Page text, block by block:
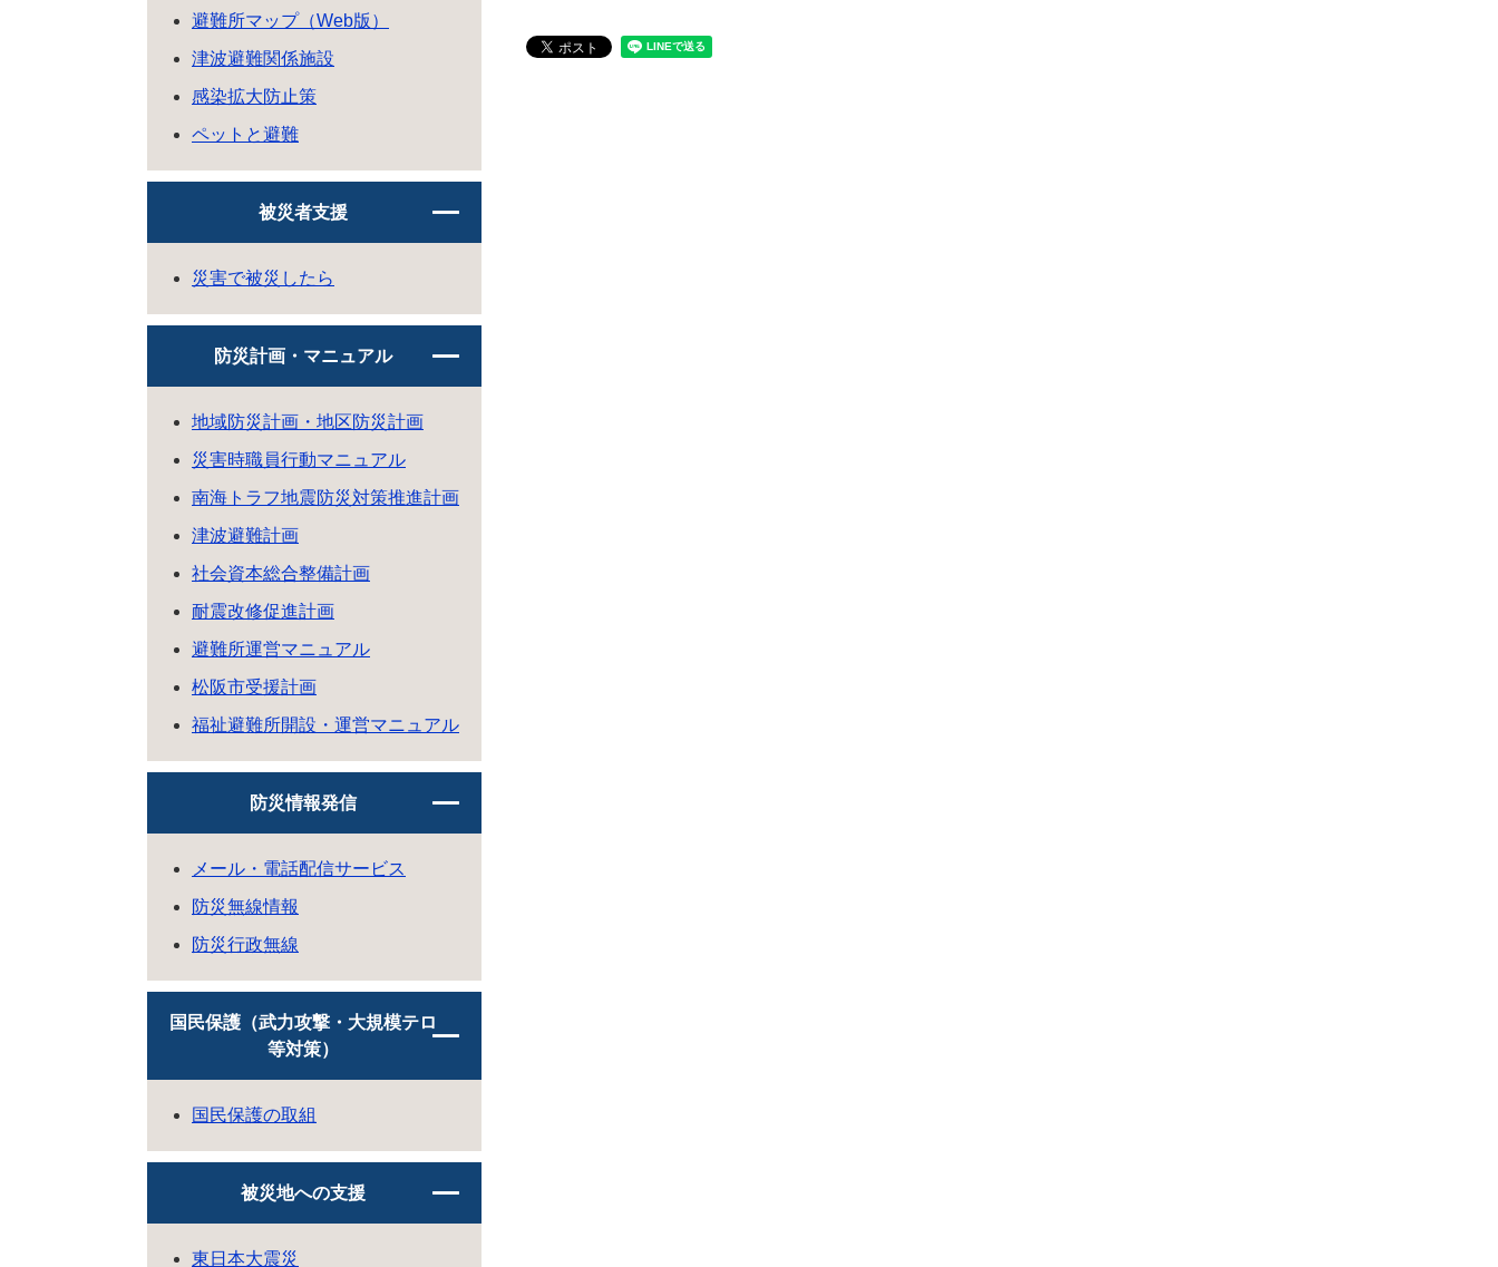
避難所マップ（Web版）
津波避難関係施設
感染拡大防止策
ペットと避難
被災者支援
災害で被災したら
防災計画・マニュアル
地域防災計画・地区防災計画
災害時職員行動マニュアル
南海トラフ地震防災対策推進計画
津波避難計画
社会資本総合整備計画
耐震改修促進計画
避難所運営マニュアル
松阪市受援計画
福祉避難所開設・運営マニュアル
防災情報発信
メール・電話配信サービス
防災無線情報
防災行政無線
国民保護（武力攻撃・大規模テロ
等対策）
国民保護の取組
被災地への支援
東日本大震災